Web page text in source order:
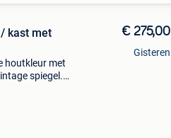
kast met
houtkleur met
spiegel.
€ 275,00
Gisteren